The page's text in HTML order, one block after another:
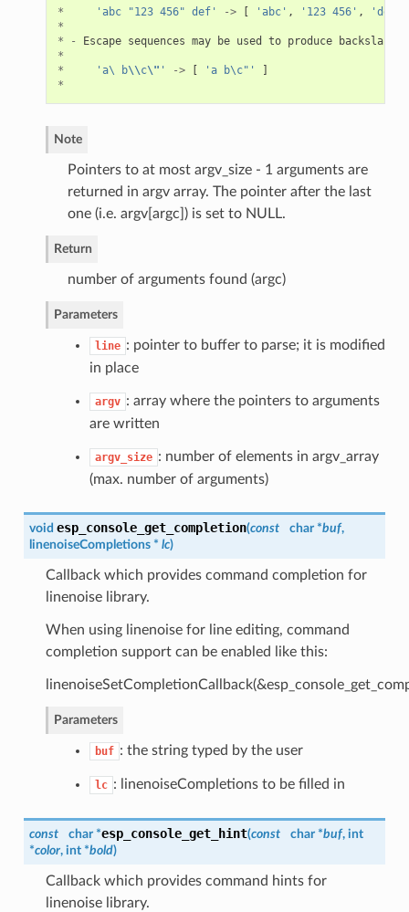
*
'abc "123 456" def' -> 'abc' , '123 456' , 'def'
*
*
- Escape sequences may be used to produce backslash
*
*
'a\ b\\c\" ' -> 'a b\c"'
*
Note
Pointers to at most argv_size - 1 arguments are
returned in argv array. The pointer after the last
one (i.e. argv[argc]) is set to NULL.
Return
number of arguments found (argc)
Parameters
line : pointer to buffer to parse; it is modified
in place
argv : array where the pointers to arguments
are written
argv_size : number of elements in argv_array
(max. number of arguments)
void esp_console_get_completion(const char *buf,
linenoiseCompletions* lc)
Callback which provides command completion for
linenoise library.
When using linenoise for line editing, command
completion support can be enabled like this:
Parameters
buf : the string typed by the user
lc : linenoiseCompletions to be filled in
const char *esp_console_get_hint(const char *buf, int
*color, int *bold)
Callback which provides command hints for
linenoise library.